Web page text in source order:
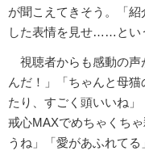
が聞こえてきそう。「
した表情を見せ……とい
視聴者からも感動の声
んだ！」「ちゃんと母
たり、すごく頭いいね
戒心MAXでめちゃくち
うね」「愛があふれて